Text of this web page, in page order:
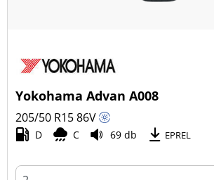
Yokohama Advan A008
205/50 R1586V
D C 69 db EPREL